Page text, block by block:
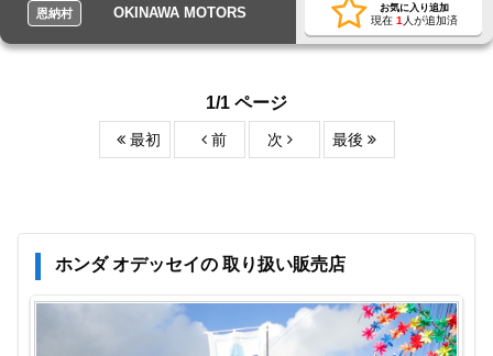
恩納村 OKINAWA MOTORS お気に入り追加
現在 1 人が追加済
1/1 ページ
最初 前 次 最後
ホンダ オデッセイの 取り扱い販売店